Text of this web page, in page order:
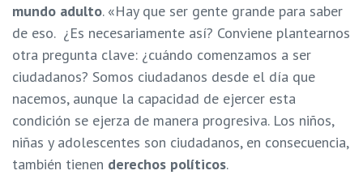
mundo adulto. «Hay que ser gente grande para saber
de eso. ¿Es necesariamente así? Conviene plantearnos
otra pregunta clave: ¿cuándo comenzamos a ser
ciudadanos? Somos ciudadanos desde el día que
nacemos, aunque la capacidad de ejercer esta
condición se ejerza de manera progresiva. Los niños,
niñas y adolescentes son ciudadanos, en consecuencia,
también tienen derechos políticos.